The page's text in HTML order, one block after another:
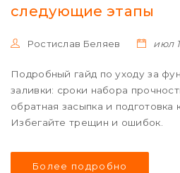
следующие этапы
Ростислав Беляев июл
Подробный гайд по уходу за
заливки: сроки набора
обратная засыпка и подготовка
Избегайте трещин и ошибок.
Более подробно